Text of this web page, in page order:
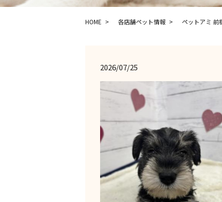
HOME 各店舗ペット情報 ペットアミ 前
2026/07/25